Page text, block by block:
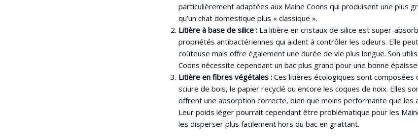
particulièrement adaptées aux Maine Coons qui produisent une plus
qu’un chat domestique plus « classique ».
Litière à base de silice : La litière en cristaux de silice est super-
propriétés antibactériennes qui aident à contrôler les odeurs. Elle
coûteuse mais offre également une durée de vie plus longue. Son
Coons nécessite cependant un bac plus grand pour une bonne
Litière en fibres végétales : Ces litières écologiques sont composées
sciure de bois, le papier recyclé ou encore les coques de noix. Elles
offrent une absorption correcte, bien que moins performante que les
Leur poids léger pourrait cependant être problématique pour les
les disperser plus facilement hors du bac en grattant.